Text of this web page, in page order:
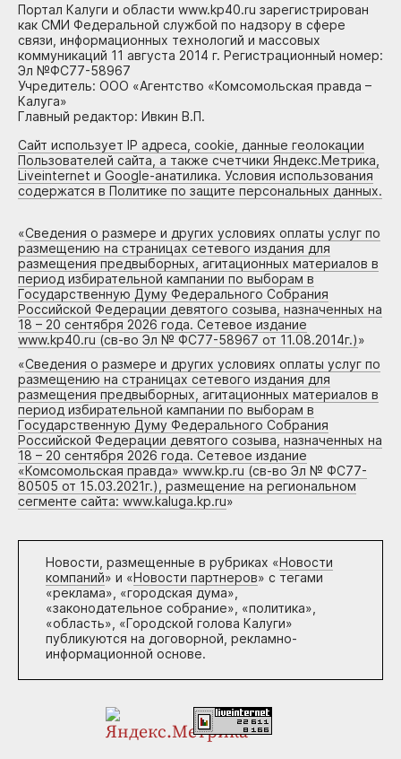
Портал Калуги и области www.kp40.ru зарегистрирован
как СМИ Федеральной службой по надзору в сфере
связи, информационных технологий и массовых
коммуникаций 11 августа 2014 г. Регистрационный номер:
Эл №ФС77-58967
Учредитель: ООО «Агентство «Комсомольская правда –
Калуга»
Главный редактор: Ивкин В.П.
Сайт использует IP адреса, cookie, данные геолокации
Пользователей сайта, а также счетчики Яндекс.Метрика,
Liveinternet и Google-анатилика. Условия использования
содержатся в Политике по защите персональных данных.
«Сведения о размере и других условиях оплаты услуг по
размещению на страницах сетевого издания для
размещения предвыборных, агитационных материалов в
период избирательной кампании по выборам в
Государственную Думу Федерального Собрания
Российской Федерации девятого созыва, назначенных на
18 – 20 сентября 2026 года. Сетевое издание
www.kp40.ru (св-во Эл № ФС77-58967 от 11.08.2014г.)»
«Сведения о размере и других условиях оплаты услуг по
размещению на страницах сетевого издания для
размещения предвыборных, агитационных материалов в
период избирательной кампании по выборам в
Государственную Думу Федерального Собрания
Российской Федерации девятого созыва, назначенных на
18 – 20 сентября 2026 года. Сетевое издание
«Комсомольская правда» www.kp.ru (св-во Эл № ФС77-
80505 от 15.03.2021г.), размещение на региональном
сегменте сайта: www.kaluga.kp.ru»
Новости, размещенные в рубриках «Новости
компаний» и «Новости партнеров» с тегами
«реклама», «городская дума»,
«законодательное собрание», «политика»,
«область», «Городской голова Калуги»
публикуются на договорной, рекламно-
информационной основе.